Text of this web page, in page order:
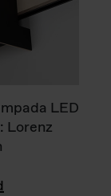
LED
Lorenz